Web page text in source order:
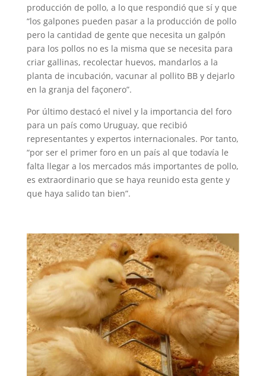
producción de pollo, a lo que respondió que sí y que
“los galpones pueden pasar a la producción de pollo
pero la cantidad de gente que necesita un galpón
para los pollos no es la misma que se necesita para
criar gallinas, recolectar huevos, mandarlos a la
planta de incubación, vacunar al pollito BB y dejarlo
en la granja del façonero”.
Por último destacó el nivel y la importancia del foro
para un país como Uruguay, que recibió
representantes y expertos internacionales. Por tanto,
“por ser el primer foro en un país al que todavía le
falta llegar a los mercados más importantes de pollo,
es extraordinario que se haya reunido esta gente y
que haya salido tan bien”.